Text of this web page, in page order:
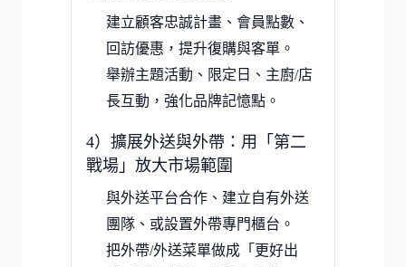
建立顧客忠誠計畫、會員點數、
回訪優惠，提升復購與客單。
舉辦主題活動、限定日、主廚/店
長互動，強化品牌記憶點。
4）擴展外送與外帶：用「第二
戰場」放大市場範圍
與外送平台合作、建立自有外送
團隊、或設置外帶專門櫃台。
把外帶/外送菜單做成「更好出